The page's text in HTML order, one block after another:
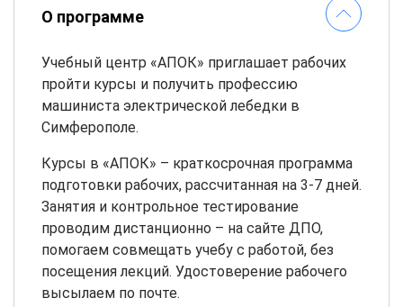
О программе
Учебный центр «АПОК» приглашает рабочих
пройти курсы и получить профессию
машиниста электрической лебедки в
Симферополе.
Курсы в «АПОК» – краткосрочная программа
подготовки рабочих, рассчитанная на 3-7 дней.
Занятия и контрольное тестирование
проводим дистанционно – на сайте ДПО,
помогаем совмещать учебу с работой, без
посещения лекций. Удостоверение рабочего
высылаем по почте.